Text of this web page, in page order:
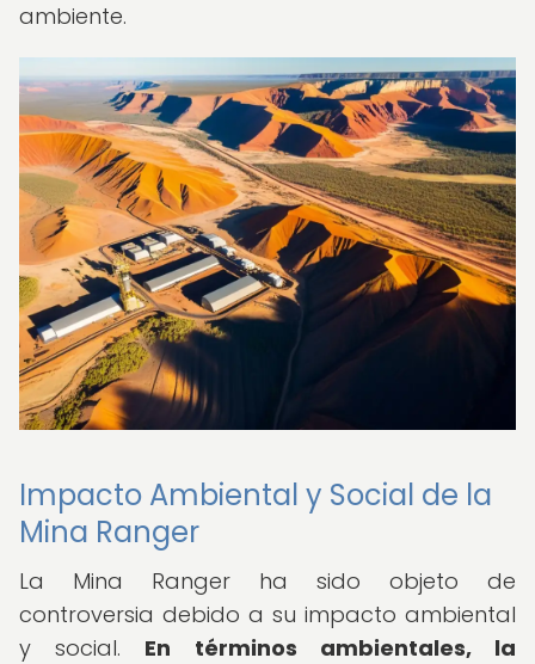
ambiente.
Impacto Ambiental y Social de la
Mina Ranger
La Mina Ranger ha sido objeto de
controversia debido a su impacto ambiental
y social. En términos ambientales, la